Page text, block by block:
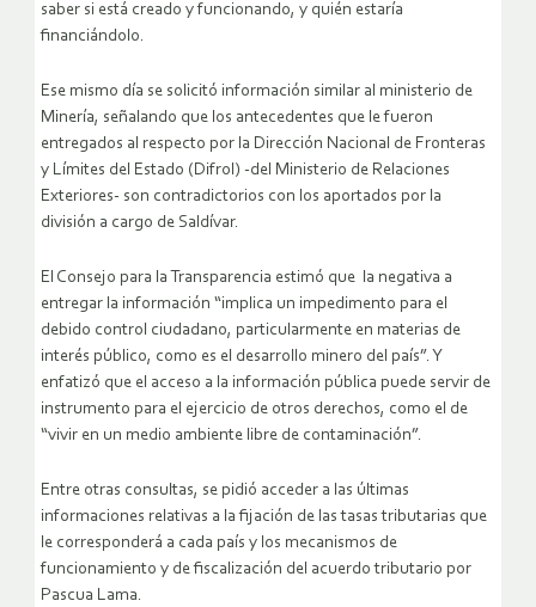
saber si está creado y funcionando, y quién estaría
financiándolo.
Ese mismo día se solicitó información similar al ministerio de
Minería, señalando que los antecedentes que le fueron
entregados al respecto por la Dirección Nacional de Fronteras
y Límites del Estado (Difrol) -del Ministerio de Relaciones
Exteriores- son contradictorios con los aportados por la
división a cargo de Saldívar.
El Consejo para la Transparencia estimó que la negativa a
entregar la información “implica un impedimento para el
debido control ciudadano, particularmente en materias de
interés público, como es el desarrollo minero del país”. Y
enfatizó que el acceso a la información pública puede servir de
instrumento para el ejercicio de otros derechos, como el de
“vivir en un medio ambiente libre de contaminación”.
Entre otras consultas, se pidió acceder a las últimas
informaciones relativas a la fijación de las tasas tributarias que
le corresponderá a cada país y los mecanismos de
funcionamiento y de fiscalización del acuerdo tributario por
Pascua Lama.